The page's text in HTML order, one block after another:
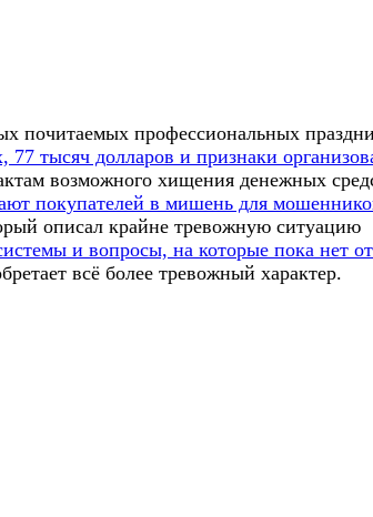
почитаемых профессиональных
тысяч долларов и признаки
возможного хищения денежных
покупателей в мишень для
описал крайне тревожную ситуацию
и вопросы, на которые пока нет
всё более тревожный характер.